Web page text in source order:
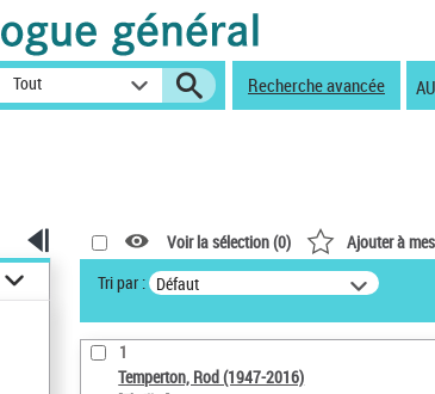
Tout Recherche avancée
Voir la sélection (0) Ajouter à
Tri par : Défaut
1
Temperton, Rod (1947-2016)